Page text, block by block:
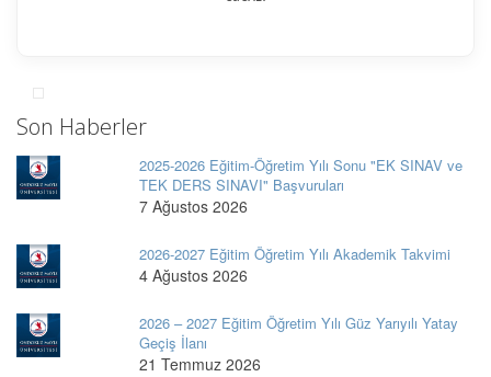
Son Haberler
2025-2026 Eğitim-Öğretim Yılı Sonu "EK SINAV ve
TEK DERS SINAVI" Başvuruları
7 Ağustos 2026
2026-2027 Eğitim Öğretim Yılı Akademik Takvimi
4 Ağustos 2026
2026 – 2027 Eğitim Öğretim Yılı Güz Yarıyılı Yatay
Geçiş İlanı
21 Temmuz 2026